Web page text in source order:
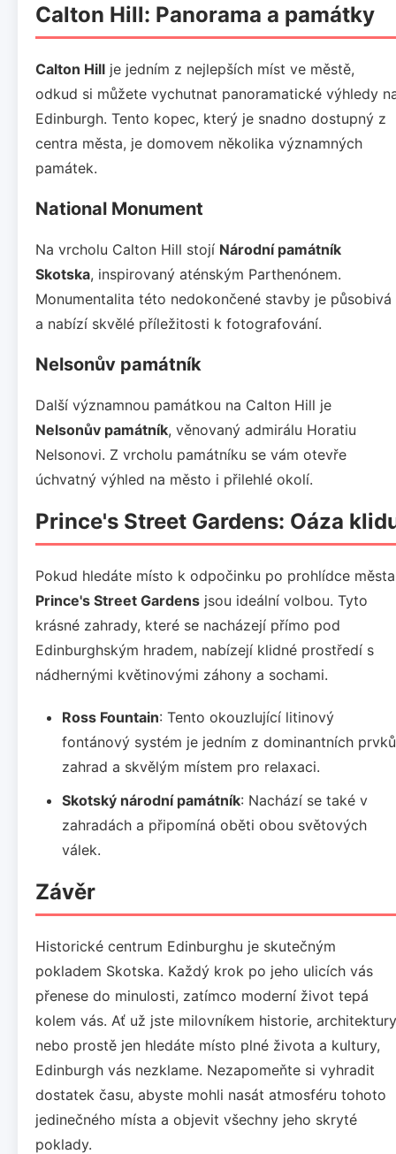
Calton Hill: Panorama a památky
Calton Hill je jedním z nejlepších míst ve městě,
odkud si můžete vychutnat panoramatické výhledy
Edinburgh. Tento kopec, který je snadno dostupný z
centra města, je domovem několika významných
památek.
National Monument
Na vrcholu Calton Hill stojí Národní památník
Skotska, inspirovaný aténským Parthenónem.
Monumentalita této nedokončené stavby je působivá
a nabízí skvělé příležitosti k fotografování.
Nelsonův památník
Další významnou památkou na Calton Hill je
Nelsonův památník, věnovaný admirálu Horatiu
Nelsonovi. Z vrcholu památníku se vám otevře
úchvatný výhled na město i přilehlé okolí.
Prince's Street Gardens: Oáza
Pokud hledáte místo k odpočinku po prohlídce
Prince's Street Gardens jsou ideální volbou. Tyto
krásné zahrady, které se nacházejí přímo pod
Edinburghským hradem, nabízejí klidné prostředí s
nádhernými květinovými záhony a sochami.
Ross Fountain: Tento okouzlující litinový
fontánový systém je jedním z dominantních prvků
zahrad a skvělým místem pro relaxaci.
Skotský národní památník: Nachází se také v
zahradách a připomíná oběti obou světových
válek.
Závěr
Historické centrum Edinburghu je skutečným
pokladem Skotska. Každý krok po jeho ulicích vás
přenese do minulosti, zatímco moderní život tepá
kolem vás. Ať už jste milovníkem historie, architektury
nebo prostě jen hledáte místo plné života a kultury,
Edinburgh vás nezklame. Nezapomeňte si vyhradit
dostatek času, abyste mohli nasát atmosféru tohoto
jedinečného místa a objevit všechny jeho skryté
poklady.